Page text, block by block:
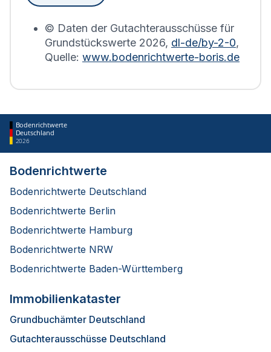
© Daten der Gutachterausschüsse für
Grundstückswerte 2026, dl-de/by-2-0,
Quelle: www.bodenrichtwerte-boris.de
Bodenrichtwerte
Deutschland
2026
Bodenrichtwerte
Bodenrichtwerte Deutschland
Bodenrichtwerte Berlin
Bodenrichtwerte Hamburg
Bodenrichtwerte NRW
Bodenrichtwerte Baden-Württemberg
Immobilienkataster
Grundbuchämter Deutschland
Gutachterausschüsse Deutschland